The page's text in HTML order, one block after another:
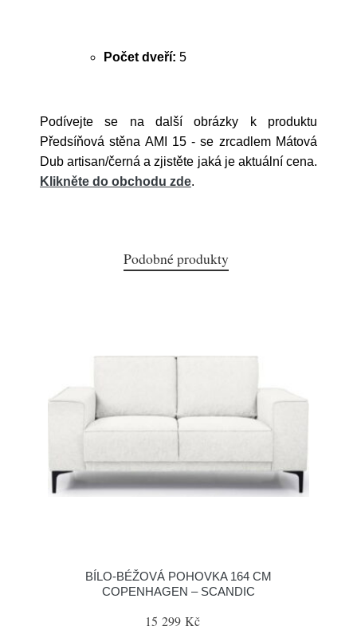
Počet dveří: 5
Podívejte se na další obrázky k produktu
Předsíňová stěna AMI 15 - se zrcadlem Mátová
Dub artisan/černá a zjistěte jaká je aktuální cena.
Klikněte do obchodu zde.
Podobné produkty
BÍLO-BÉŽOVÁ POHOVKA 164 CM
COPENHAGEN – SCANDIC
15 299 Kč